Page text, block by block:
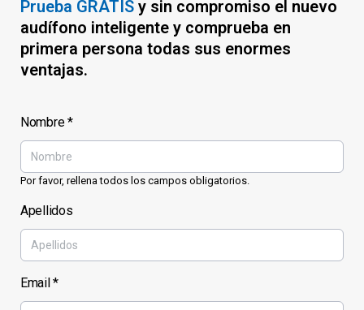
Prueba GRATIS y sin compromiso el nuevo
audífono inteligente y comprueba en
primera persona todas sus enormes
ventajas.
Nombre*
Por favor, rellena todos los campos obligatorios.
Apellidos
Email *